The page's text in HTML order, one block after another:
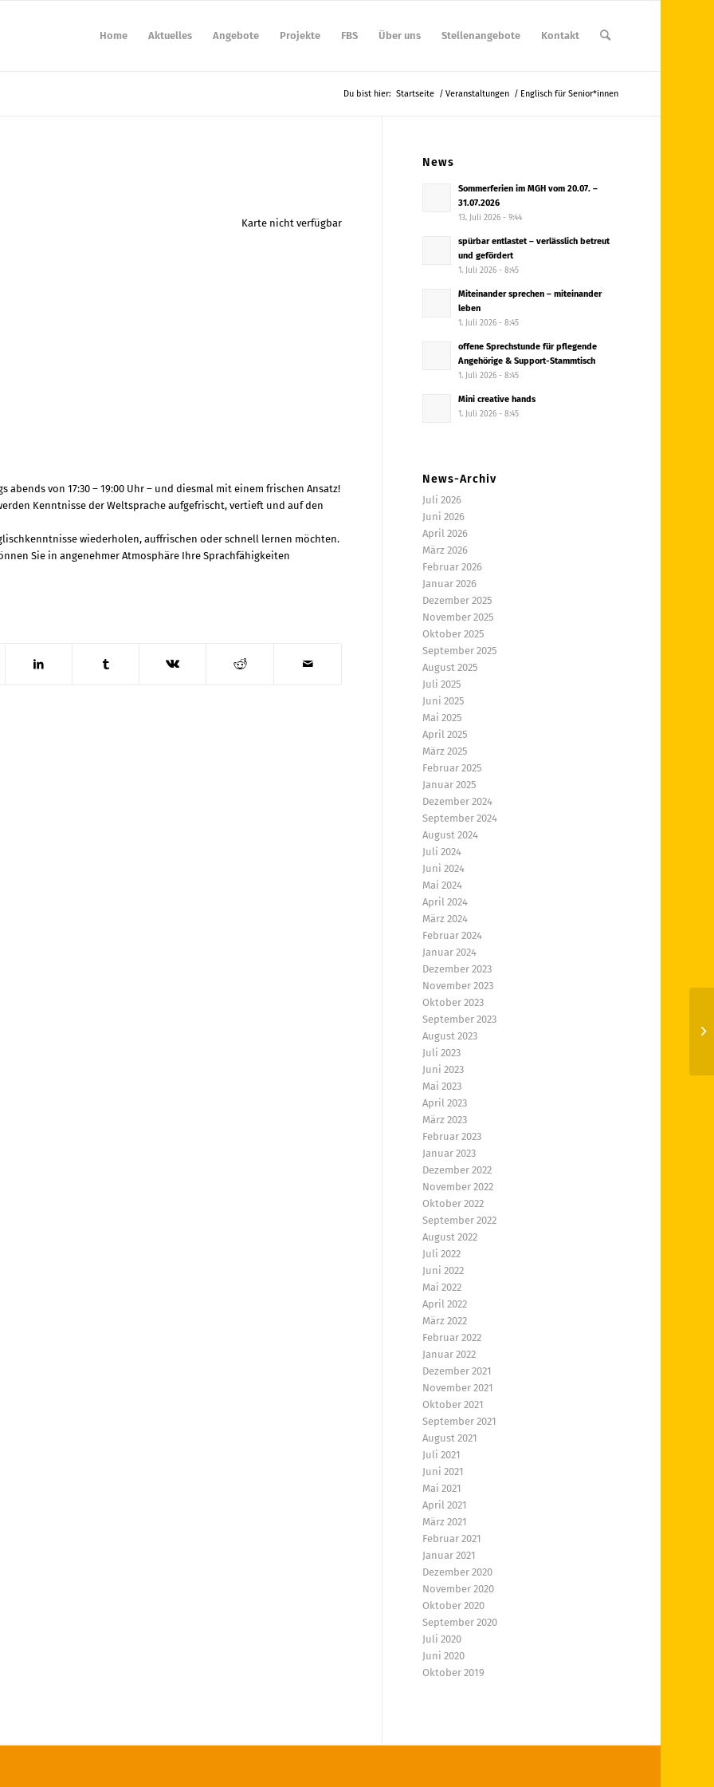
Home Aktuelles Angebote Projekte FBS Über uns Stellenangebote Kontakt
Du bist hier: Startseite / Veranstaltungen / Englisch für Senior*innen
Karte nicht verfügbar
abends von 17:30 – 19:00 Uhr – und diesmal mit einem frischen Ansatz!
Kenntnisse der Weltsprache aufgefrischt, vertieft und auf den
wiederholen, auffrischen oder schnell lernen möchten.
Sie in angenehmer Atmosphäre Ihre Sprachfähigkeiten
News
Sommerferien im MGH vom 20.07. –
31.07.2026
13. Juli 2026 - 9:44
spürbar entlastet – verlässlich betreut
und gefördert
1. Juli 2026 - 8:45
Miteinander sprechen – miteinander
leben
1. Juli 2026 - 8:45
offene Sprechstunde für pflegende
Angehörige & Support-Stammtisch
1. Juli 2026 - 8:45
Mini creative hands
1. Juli 2026 - 8:45
News-Archiv
Juli 2026
Juni 2026
April 2026
März 2026
Februar 2026
Januar 2026
Dezember 2025
November 2025
Oktober 2025
September 2025
August 2025
Juli 2025
Juni 2025
Mai 2025
April 2025
März 2025
Februar 2025
Januar 2025
Dezember 2024
September 2024
August 2024
Juli 2024
Juni 2024
Mai 2024
April 2024
März 2024
Februar 2024
Januar 2024
Dezember 2023
November 2023
Oktober 2023
September 2023
August 2023
Juli 2023
Juni 2023
Mai 2023
April 2023
März 2023
Februar 2023
Januar 2023
Dezember 2022
November 2022
Oktober 2022
September 2022
August 2022
Juli 2022
Juni 2022
Mai 2022
April 2022
März 2022
Februar 2022
Januar 2022
Dezember 2021
November 2021
Oktober 2021
September 2021
August 2021
Juli 2021
Juni 2021
Mai 2021
April 2021
März 2021
Februar 2021
Januar 2021
Dezember 2020
November 2020
Oktober 2020
September 2020
Juli 2020
Juni 2020
Oktober 2019